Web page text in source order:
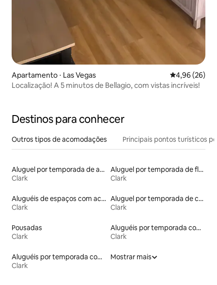
Apartamento ⋅ Las Vegas 4,96 de uma
4,96 (26)
Localização! A 5 minutos de Bellagio, com vistas incríveis!
Destinos para conhecer
Outros tipos de acomodações Principais pontos turísticos
Aluguel por temporada de apart-hotéis
Clark
Aluguel por temporada de flats
Clark
Aluguéis de espaços com acesso direto a pistas de esqui
Clark
Aluguel por temporada de casas de veraneio
Clark
Pousadas
Clark
Aluguéis por temporada com banheira de hidromassagem
Clark
Aluguéis por temporada com caiaque
Clark
Mostrar mais